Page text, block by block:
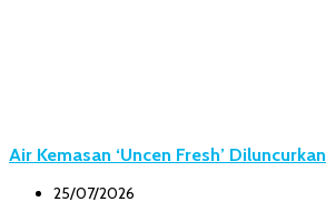
Air Kemasan ‘Uncen Fresh’ Diluncurkan
25/07/2026